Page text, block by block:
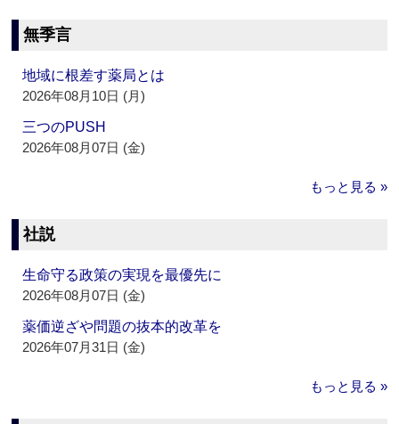
無季言
地域に根差す薬局とは
2026年08月10日 (月)
三つのPUSH
2026年08月07日 (金)
もっと見る »
社説
生命守る政策の実現を最優先に
2026年08月07日 (金)
薬価逆ざや問題の抜本的改革を
2026年07月31日 (金)
もっと見る »